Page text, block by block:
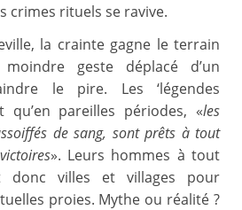
crimes rituels se ravive.
la crainte gagne le terrain
geste déplacé d’un
le pire. Les ‘légendes
qu’en pareilles périodes, «les
de sang, sont prêts à tout
». Leurs hommes à tout
donc villes et villages pour
proies. Mythe ou réalité ?